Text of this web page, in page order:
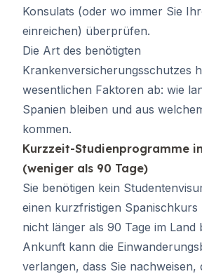
Konsulats (oder wo immer Sie
einreichen) überprüfen.
Die Art des benötigten
Krankenversicherungsschutzes
wesentlichen Faktoren ab: wie
Spanien bleiben und aus
kommen.
Kurzzeit-Studienprogramme
(weniger als 90 Tage)
Sie benötigen kein
einen kurzfristigen Spanischkurs
nicht länger als 90 Tage im Land
Ankunft kann die
verlangen, dass Sie nachweisen,